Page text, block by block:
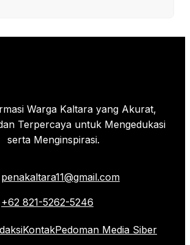
Warga Kaltara yang Akurat,
Terpercaya untuk Mengedukasi
serta Menginspirasi.
penakaltara11@gmail.com
+62 821-5262-5246
KontakPedoman Media Siber